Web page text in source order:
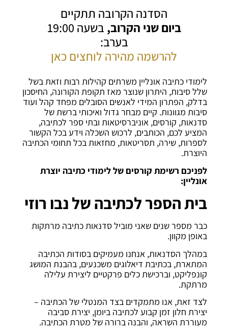
הסדנה הקרובה תתקיים
ביום שני הקרוב,
בשעה 19:00
בערב:
להרשמה מהירה לוחצים כאן
לימודי כתיבה אונליין משרתים קהילות רבות וזאת בשל
שלל סיבות, היתרון שנוצר מאז תקופת הקורונה, החיסכון
בדלק, הפתרון המידי לאנשים הסובלים מפחד קהל ועוד
סיבות מגוונות. קיים מבחר גדול ואיכותי ברשת של
סדנאות, קורסים, אוניברסיטאות ובתי ספר לכתיבה,
המציע לכם, הכותבים, לרכוש השכלה וידע בכל הקשור
לספרות, שירה, תסריטאות, מחזאות בכל תחומי הכתיבה
היוצרת.
לפניכם רשימת קורסים של לימודי כתיבה יוצרת
אונליין:
בית הספר לכתיבה של נבו רוזי
כבר מספר שנים שאני מוביל סדנאות כתיבה מרתקות
באופן מקוון.
במהלך הסדנאות, אנחנו מעמיקים בסודות הכתיבה
המתארת, בכתיבת דיאלוגים משכנעים, בהבנת המושג
קונפליקט, וברכישת כלים פרקטיים ליצירת עלילה
מרתקת.
לצד זאת, אנו מתמקדים בצד המנטלי של הכתיבה –
יצירת חלון זמן קבוע לכתיבה ביומן, יצירת סביבה
מעוררת השראה, והבנה ברורה של מטרת הכתיבה.